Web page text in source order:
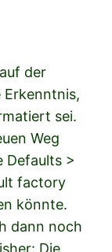
der
Erkenntnis,
sei.
Weg
Defaults >
factory
könnte.
dann noch
Die